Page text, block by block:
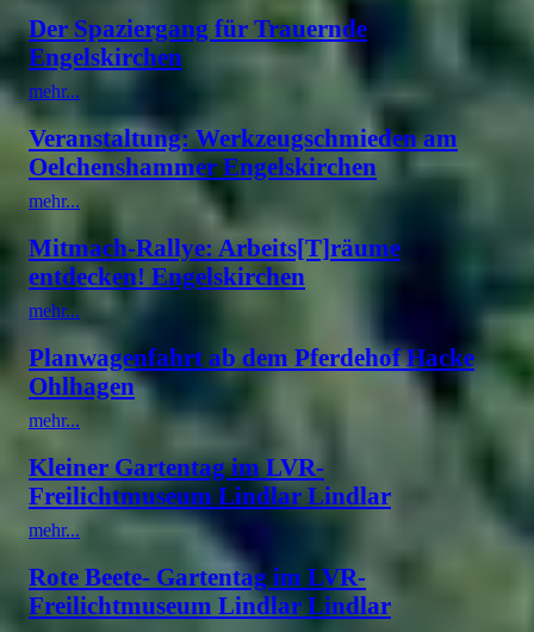
Der Spaziergang für Trauernde
Engelskirchen
mehr...
Veranstaltung: Werkzeugschmieden am
Oelchenshammer Engelskirchen
mehr...
Mitmach-Rallye: Arbeits[T]räume
entdecken! Engelskirchen
mehr...
Planwagenfahrt ab dem Pferdehof Hacke
Ohlhagen
mehr...
Kleiner Gartentag im LVR-
Freilichtmuseum Lindlar Lindlar
mehr...
Rote Beete- Gartentag im LVR-
Freilichtmuseum Lindlar Lindlar